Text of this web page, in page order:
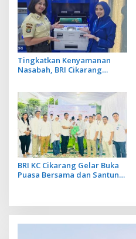
Tingkatkan Kenyamanan
Nasabah, BRI Cikarang
BRI KC Cikarang Gelar Buka
Puasa Bersama dan Santuni